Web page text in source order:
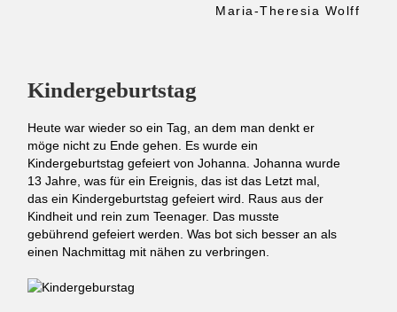
Maria-Theresia Wolff
Kindergeburtstag
Heute war wieder so ein Tag, an dem man denkt er
möge nicht zu Ende gehen. Es wurde ein
Kindergeburtstag gefeiert von Johanna. Johanna wurde
13 Jahre, was für ein Ereignis, das ist das Letzt mal,
das ein Kindergeburtstag gefeiert wird. Raus aus der
Kindheit und rein zum Teenager. Das musste
gebührend gefeiert werden. Was bot sich besser an als
einen Nachmittag mit nähen zu verbringen.